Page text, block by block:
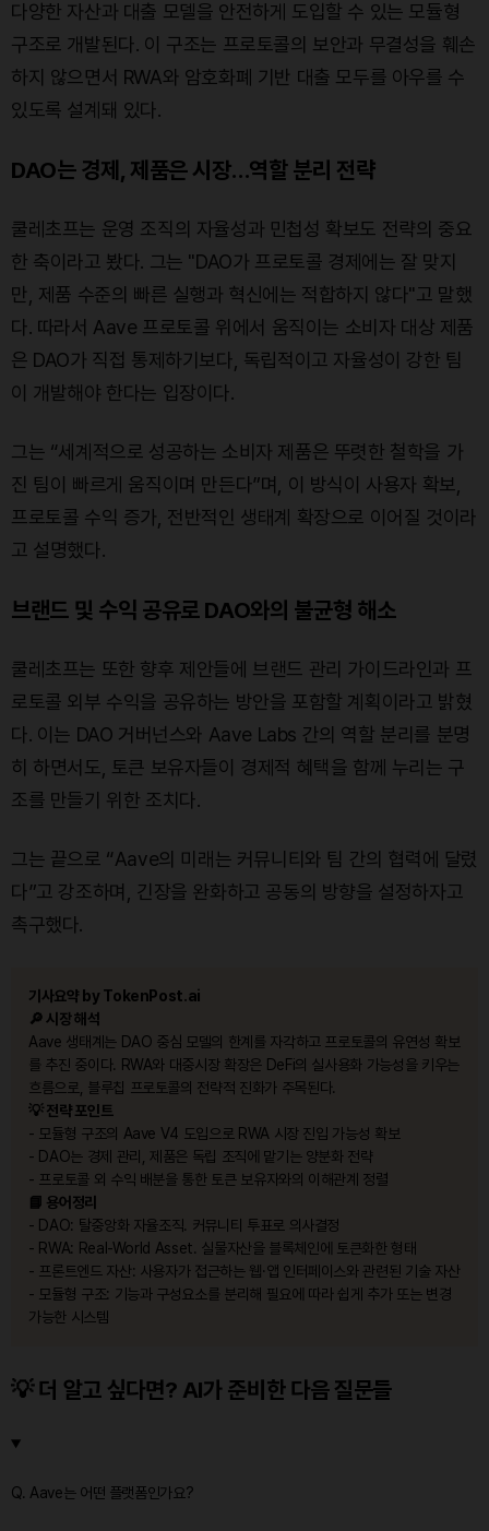
다양한 자산과 대출 모델을 안전하게 도입할 수 있는 모듈형
구조로 개발된다. 이 구조는 프로토콜의 보안과 무결성을 훼손
하지 않으면서 RWA와 암호화폐 기반 대출 모두를 아우를 수
있도록 설계돼 있다.
DAO는 경제, 제품은 시장…역할 분리 전략
쿨레초프는 운영 조직의 자율성과 민첩성 확보도 전략의 중요
한 축이라고 봤다. 그는 "DAO가 프로토콜 경제에는 잘 맞지
만, 제품 수준의 빠른 실행과 혁신에는 적합하지 않다"고 말했
다. 따라서 Aave 프로토콜 위에서 움직이는 소비자 대상 제품
은 DAO가 직접 통제하기보다, 독립적이고 자율성이 강한 팀
이 개발해야 한다는 입장이다.
그는 “세계적으로 성공하는 소비자 제품은 뚜렷한 철학을 가
진 팀이 빠르게 움직이며 만든다”며, 이 방식이 사용자 확보,
프로토콜 수익 증가, 전반적인 생태계 확장으로 이어질 것이라
고 설명했다.
브랜드 및 수익 공유로 DAO와의 불균형 해소
쿨레초프는 또한 향후 제안들에 브랜드 관리 가이드라인과 프
로토콜 외부 수익을 공유하는 방안을 포함할 계획이라고 밝혔
다. 이는 DAO 거버넌스와 Aave Labs 간의 역할 분리를 분명
히 하면서도, 토큰 보유자들이 경제적 혜택을 함께 누리는 구
조를 만들기 위한 조치다.
그는 끝으로 “Aave의 미래는 커뮤니티와 팀 간의 협력에 달렸
다”고 강조하며, 긴장을 완화하고 공동의 방향을 설정하자고
촉구했다.
기사요약 by TokenPost.ai
🔎 시장 해석
Aave 생태계는 DAO 중심 모델의 한계를 자각하고 프로토콜의 유연성 확보
를 추진 중이다. RWA와 대중시장 확장은 DeFi의 실사용화 가능성을 키우는
흐름으로, 블루칩 프로토콜의 전략적 진화가 주목된다.
💡 전략 포인트
- 모듈형 구조의 Aave V4 도입으로 RWA 시장 진입 가능성 확보
- DAO는 경제 관리, 제품은 독립 조직에 맡기는 양분화 전략
- 프로토콜 외 수익 배분을 통한 토큰 보유자와의 이해관계 정렬
📘 용어정리
- DAO: 탈중앙화 자율조직. 커뮤니티 투표로 의사결정
- RWA: Real-World Asset. 실물자산을 블록체인에 토큰화한 형태
- 프론트엔드 자산: 사용자가 접근하는 웹·앱 인터페이스와 관련된 기술 자산
- 모듈형 구조: 기능과 구성요소를 분리해 필요에 따라 쉽게 추가 또는 변경
가능한 시스템
💡 더 알고 싶다면? AI가 준비한 다음 질문들
Q. Aave는 어떤 플랫폼인가요?